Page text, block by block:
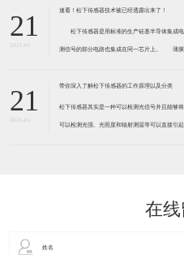
带有应变片的弹性体组成。弹性体通常由钢
21
2021-01
速看！松下传感器技术被已经透露出来了！
松下传感器是用标准的生产硅基半导体集成电
测信号的部分电路也集成在同一芯片上。 薄膜
器是利用相应材料的浆料，涂覆在陶瓷基片上
21
2021-01
带你深入了解松下传感器的工作原理以及分类
松下传感器其实是一种可以检测光信号并且能够
可以检测光强、光照度和辐射测温等可以直接引
在